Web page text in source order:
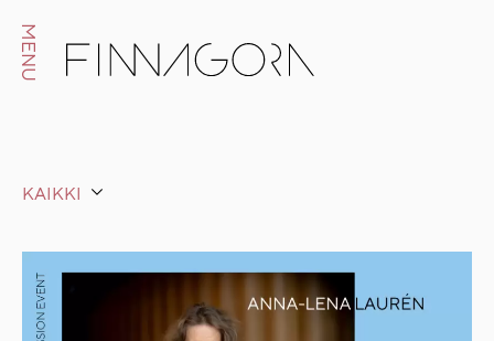
MENU
KAIKKI